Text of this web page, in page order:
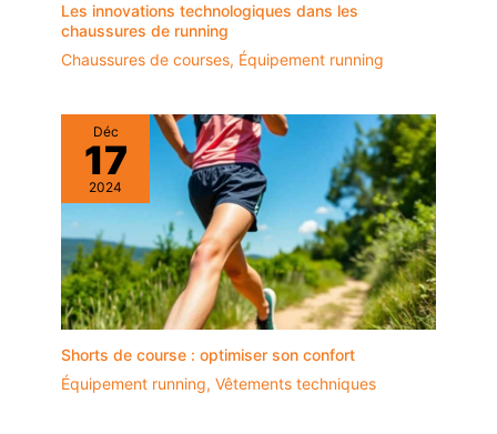
Les innovations technologiques dans les
chaussures de running
Chaussures de courses, Équipement running
Déc
17
2024
Shorts de course : optimiser son confort
Équipement running, Vêtements techniques